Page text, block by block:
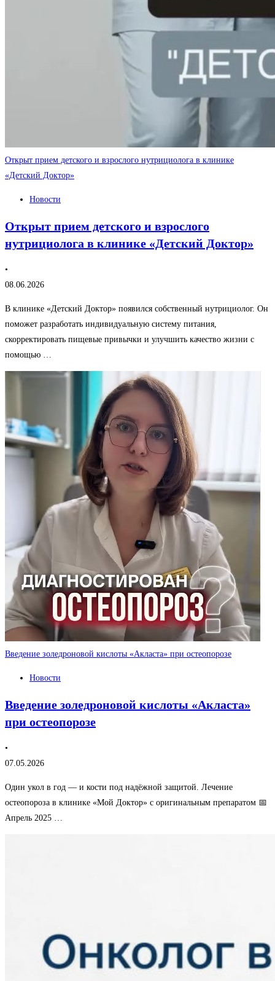
Открыт прием детского и взрослого нутрициолога в клинике
«Детский Доктор»
Новости
Открыт прием детского и взрослого
нутрициолога в клинике «Детский Доктор»
•
08.06.2026
В клинике «Детский Доктор» появился собственный нутрициолог. Он
поможет разработать индивидуальную систему питания,
скорректировать пищевые привычки и улучшить качество жизни с
помощью …
Введение золедроновой кислоты «Акласта» при остеопорозе
Новости
Введение золедроновой кислоты «Акласта»
при остеопорозе
•
07.05.2026
Один укол в год — и кости под надёжной защитой. Лечение
остеопороза в клинике «Мой Доктор» с оригинальным препаратом 📅
Апрель 2025 …